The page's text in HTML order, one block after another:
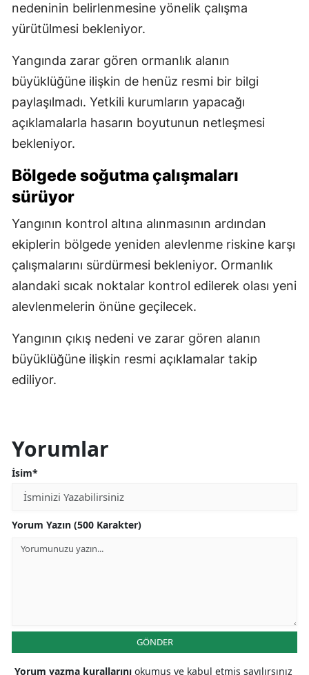
nedeninin belirlenmesine yönelik çalışma
yürütülmesi bekleniyor.
Yangında zarar gören ormanlık alanın
büyüklüğüne ilişkin de henüz resmi bir bilgi
paylaşılmadı. Yetkili kurumların yapacağı
açıklamalarla hasarın boyutunun netleşmesi
bekleniyor.
Bölgede soğutma çalışmaları
sürüyor
Yangının kontrol altına alınmasının ardından
ekiplerin bölgede yeniden alevlenme riskine karşı
çalışmalarını sürdürmesi bekleniyor. Ormanlık
alandaki sıcak noktalar kontrol edilerek olası yeni
alevlenmelerin önüne geçilecek.
Yangının çıkış nedeni ve zarar gören alanın
büyüklüğüne ilişkin resmi açıklamalar takip
ediliyor.
Yorumlar
İsim*
Yorum Yazın (500 Karakter)
GÖNDER
Yorum yazma kurallarını okumuş ve kabul etmiş sayılırsınız